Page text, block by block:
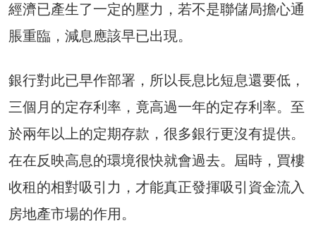
經濟已產生了一定的壓力，若不是聯儲局擔心通
脹重臨，減息應該早已出現。
銀行對此已早作部署，所以長息比短息還要低，
三個月的定存利率，竟高過一年的定存利率。至
於兩年以上的定期存款，很多銀行更沒有提供。
在在反映高息的環境很快就會過去。屆時，買樓
收租的相對吸引力，才能真正發揮吸引資金流入
房地產市場的作用。